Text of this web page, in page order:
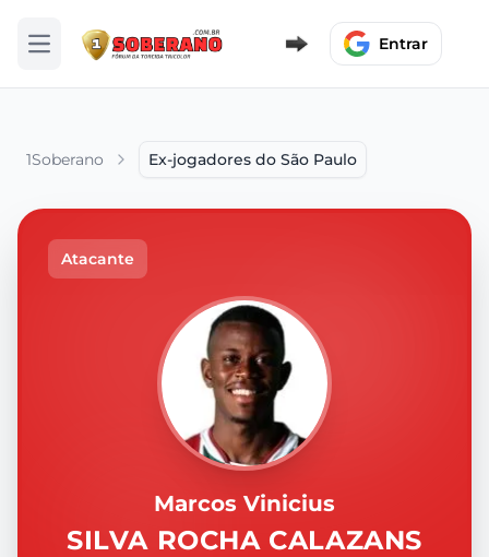
Abrir menu Entrar
1Soberano Ex-jogadores do São Paulo
Atacante
Marcos Vinicius
SILVA ROCHA CALAZANS